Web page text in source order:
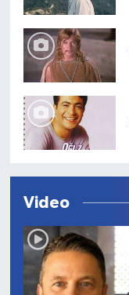
Video